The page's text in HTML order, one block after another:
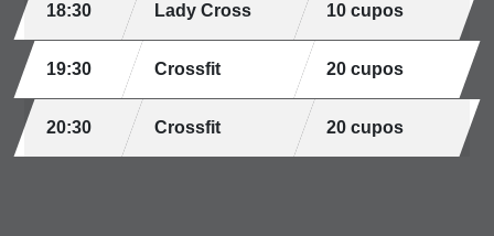
18:30 Lady Cross 10 cupos
19:30 Crossfit 20 cupos
20:30 Crossfit 20 cupos